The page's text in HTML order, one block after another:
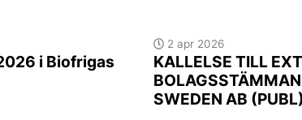
i Biofrigas
2 apr 2026
KALLELSE TILL
SWEDEN AB (PUBL)